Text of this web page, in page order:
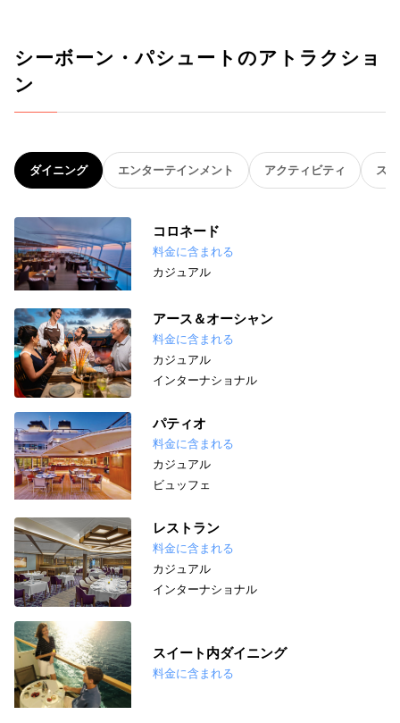
シーボーン・パシュートのアトラクショ
ン
ダイニング エンターテインメント アクティビティ ス
コロネード
料金に含まれる
カジュアル
アース＆オーシャン
料金に含まれる
カジュアル
インターナショナル
パティオ
料金に含まれる
カジュアル
ビュッフェ
レストラン
料金に含まれる
カジュアル
インターナショナル
スイート内ダイニング
料金に含まれる